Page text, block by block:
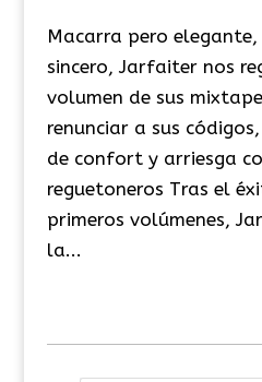
Macarra pero elegante,
sincero, Jarfaiter nos
volumen de sus
renunciar a sus
de confort y arriesga
reguetoneros Tras el
primeros volúmenes,
la...